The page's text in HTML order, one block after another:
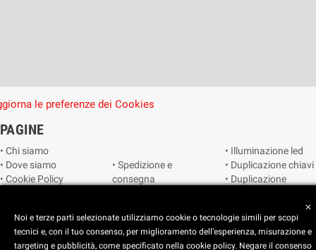
le preferenze dei Cookies
PAGINE
• Chi siamo
• Dove siamo
• Cookie Policy
preferenze dei
cookie
• Spedizione e
consegna
• Catalogo
• Illuminazione led
• Duplicazione chiavi
• Duplicazione
• Smart home
• Video sorveglianza
close
Noi e terze parti selezionate utilizziamo cookie o tecnologie simili per scopi
tecnici e, con il tuo consenso, per miglioramento dell’esperienza, misurazione e
targeting e pubblicità, come specificato nella cookie policy. Negare il consenso